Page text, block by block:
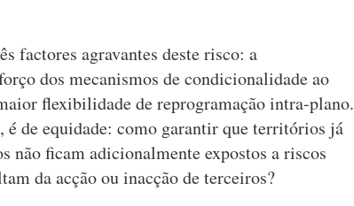
factores agravantes deste risco: a
dos mecanismos de condicionalidade ao
flexibilidade de reprogramação intra-plano.
é de equidade: como garantir que territórios já
não ficam adicionalmente expostos a riscos
da acção ou inacção de terceiros?